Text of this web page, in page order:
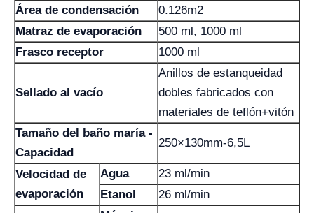
Área de condensación
0.126m2
Matraz de evaporación
500 ml, 1000 ml
Frasco receptor
1000 ml
Sellado al vacío
Anillos de estanqueidad
dobles fabricados con
materiales de teflón+vitón
Tamaño del baño maría -
Capacidad
250×130mm-6,5L
Velocidad de
evaporación
Agua
23 ml/min
Etanol
26 ml/min